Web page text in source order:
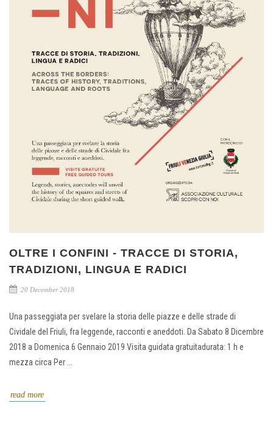
OLTRE I CONFINI - TRACCE DI STORIA,
TRADIZIONI, LINGUA E RADICI
20 December 2018
Una passeggiata per svelare la storia delle piazze e delle strade di
Cividale del Friuli, fra leggende, racconti e aneddoti. Da Sabato 8 Dicembre
2018 a Domenica 6 Gennaio 2019 Visita guidata gratuitadurata: 1 h e
mezza circa Per ...
read more